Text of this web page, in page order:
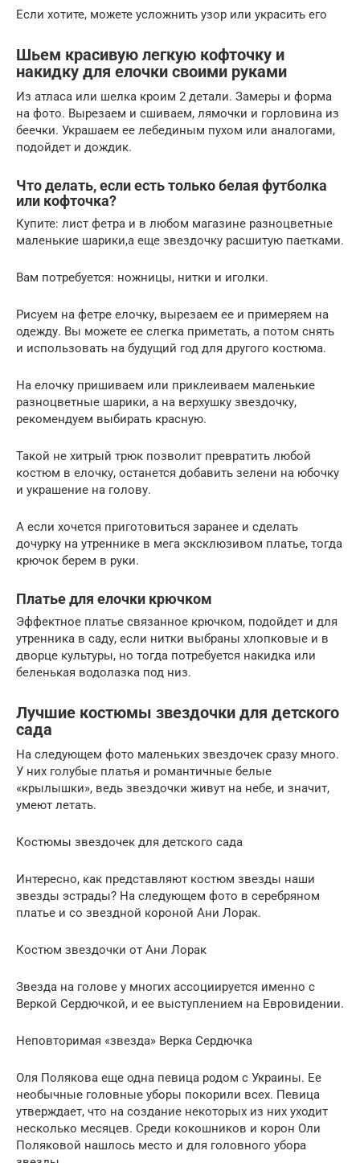
Если хотите, можете усложнить узор или украсить его
Шьем красивую легкую кофточку и
накидку для елочки своими руками
Из атласа или шелка кроим 2 детали. Замеры и форма
на фото. Вырезаем и сшиваем, лямочки и горловина из
беечки. Украшаем ее лебединым пухом или аналогами,
подойдет и дождик.
Что делать, если есть только белая футболка
или кофточка?
Купите: лист фетра и в любом магазине разноцветные
маленькие шарики,а еще звездочку расшитую паетками.
Вам потребуется: ножницы, нитки и иголки.
Рисуем на фетре елочку, вырезаем ее и примеряем на
одежду. Вы можете ее слегка приметать, а потом снять
и использовать на будущий год для другого костюма.
На елочку пришиваем или приклеиваем маленькие
разноцветные шарики, а на верхушку звездочку,
рекомендуем выбирать красную.
Такой не хитрый трюк позволит превратить любой
костюм в елочку, останется добавить зелени на юбочку
и украшение на голову.
А если хочется приготовиться заранее и сделать
дочурку на утреннике в мега эксклюзивом платье, тогда
крючок берем в руки.
Платье для елочки крючком
Эффектное платье связанное крючком, подойдет и для
утренника в саду, если нитки выбраны хлопковые и в
дворце культуры, но тогда потребуется накидка или
беленькая водолазка под низ.
Лучшие костюмы звездочки для детского
сада
На следующем фото маленьких звездочек сразу много.
У них голубые платья и романтичные белые
«крылышки», ведь звездочки живут на небе, и значит,
умеют летать.
Костюмы звездочек для детского сада
Интересно, как представляют костюм звезды наши
звезды эстрады? На следующем фото в серебряном
платье и со звездной короной Ани Лорак.
Костюм звездочки от Ани Лорак
Звезда на голове у многих ассоциируется именно с
Веркой Сердючкой, и ее выступлением на Евровидении.
Неповторимая «звезда» Верка Сердючка
Оля Полякова еще одна певица родом с Украины. Ее
необычные головные уборы покорили всех. Певица
утверждает, что на создание некоторых из них уходит
несколько месяцев. Среди кокошников и корон Оли
Поляковой нашлось место и для головного убора